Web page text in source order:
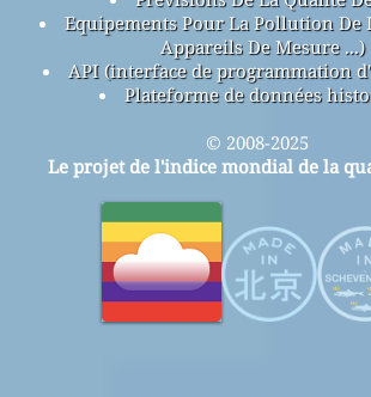
Equipements Pour La Pollution De
Appareils De Mesure ...)
API (interface de programmation
Plateforme de données
© 2008-2025
Le projet de l'indice mondial de la